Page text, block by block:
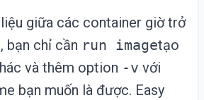
giữa các container giờ trở
bạn chỉ cần run imagetạo
và thêm option -v với
bạn muốn là được. Easy